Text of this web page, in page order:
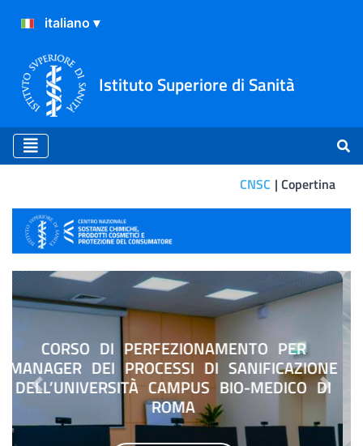
Istituto Superiore di Sanità
CNSC Copertina
Copertina
PNC-PNRR
DETTAGLIO
Previous Next